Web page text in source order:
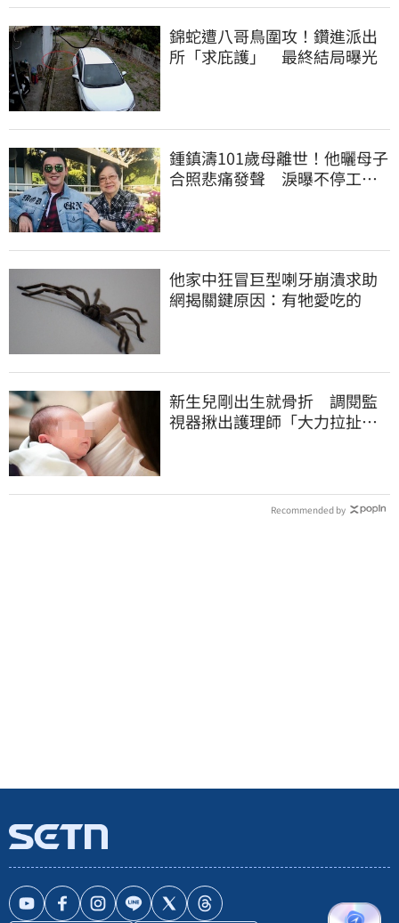
錦蛇遭八哥鳥圍攻！鑽進派出
所「求庇護」 最終結局曝光
鍾鎮濤101歲母離世！他曬母子
合照悲痛發聲 淚曝不停工原
他家中狂冒巨型喇牙崩潰求助
網揭關鍵原因：有牠愛吃的
新生兒剛出生就骨折 調閱監
視器揪出護理師「大力拉扯、
Recommended by